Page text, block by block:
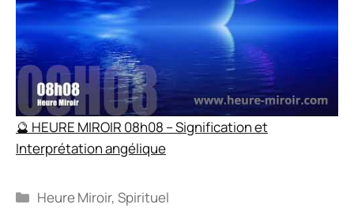
🔮 HEURE MIROIR 08h08 – Signification et
Interprétation angélique
Catégories
Heure Miroir,Spirituel